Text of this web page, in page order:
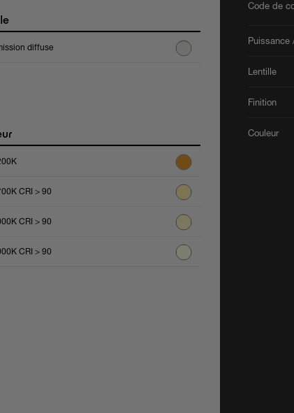
diffuse
CRI > 90
CRI > 90
CRI > 90
Code de
Puissance
Lentille
Finition
Couleur